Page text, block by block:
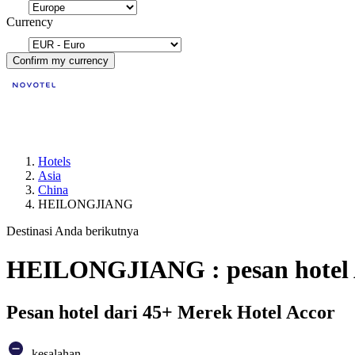
Currency
Confirm my currency
Hotels
Asia
China
HEILONGJIANG
Destinasi Anda berikutnya
HEILONGJIANG : pesan hotel
Pesan hotel dari 45+ Merek Hotel Accor